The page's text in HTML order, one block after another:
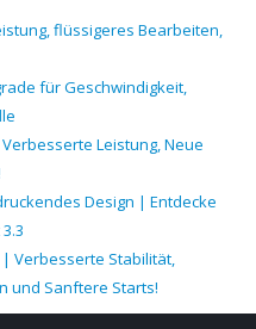
flüssigeres Bearbeiten,
für Geschwindigkeit,
Leistung, Neue
Design | Entdecke
Verbesserte Stabilität,
und Sanftere Starts!